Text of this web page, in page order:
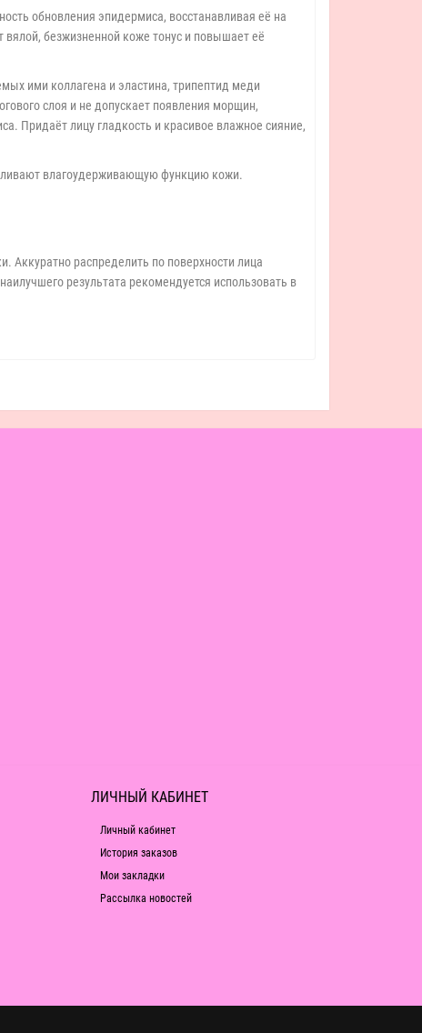
обновления эпидермиса, восстанавливая её на
безжизненной коже тонус и повышает её
ими коллагена и эластина, трипептид меди
слоя и не допускает появления морщин,
Придаёт лицу гладкость и красивое влажное сияние,
влагоудерживающую функцию кожи.
Аккуратно распределить по поверхности лица
результата рекомендуется использовать в
ЛИЧНЫЙ КАБИНЕТ
Личный кабинет
История заказов
Мои закладки
Рассылка новостей